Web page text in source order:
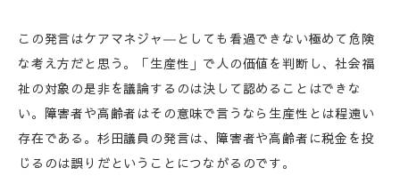
この発言はケアマネジャ―としても看過できない極めて危険
な考え方だと思う。「生産性」で人の価値を判断し、社会福
祉の対象の是非を議論するのは決して認めることはできな
い。障害者や高齢者はその意味で言うなら生産性とは程遠い
存在である。杉田議員の発言は、障害者や高齢者に税金を投
じるのは誤りだということにつながるのです。